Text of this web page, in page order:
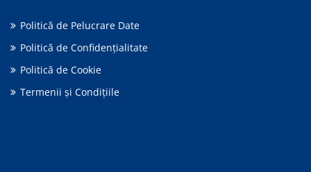
Politică de Pelucrare Date
Politică de Confidențialitate
Politică de Cookie
Termenii şi Condiţiile